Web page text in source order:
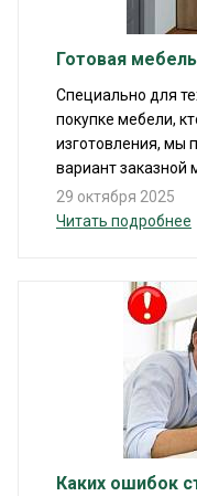
Готовая
Специально для
покупке мебели,
изготовления, мы
вариант заказной
29 октября 2025
Читать подробнее
Каких ошибок